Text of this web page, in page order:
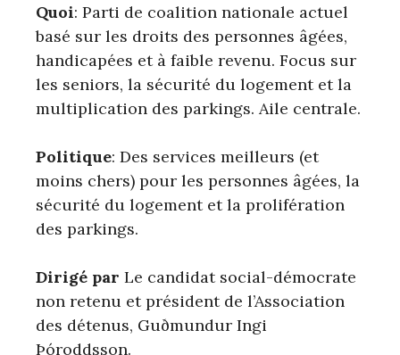
Quoi: Parti de coalition nationale actuel
basé sur les droits des personnes âgées,
handicapées et à faible revenu. Focus sur
les seniors, la sécurité du logement et la
multiplication des parkings. Aile centrale.
Politique: Des services meilleurs (et
moins chers) pour les personnes âgées, la
sécurité du logement et la prolifération
des parkings.
Dirigé par Le candidat social-démocrate
non retenu et président de l’Association
des détenus, Guðmundur Ingi
Þóroddsson.